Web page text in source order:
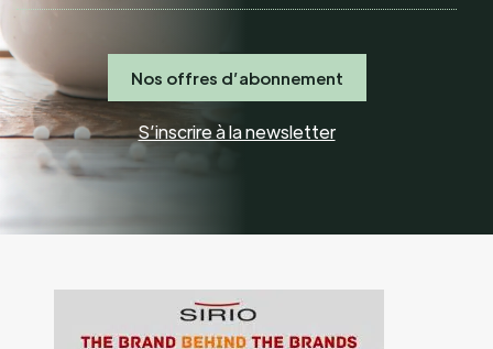
Nos offres d’abonnement
S’inscrire à la newsletter